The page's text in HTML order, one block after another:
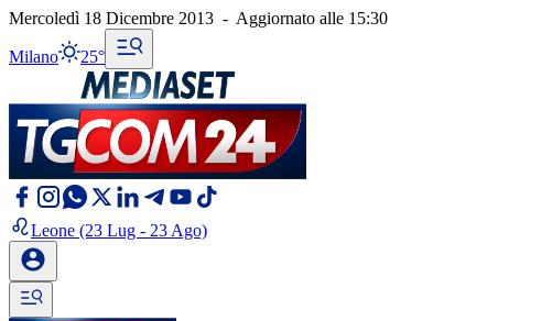
Mercoledì 18 Dicembre 2013 - Aggiornato alle 15:30
Milano 25°
Leone (23 Lug - 23 Ago)